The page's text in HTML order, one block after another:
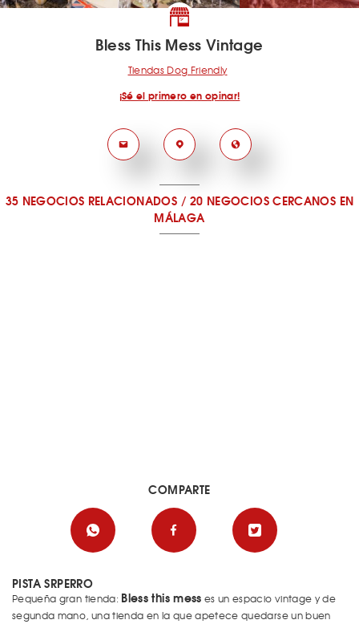
Bless This Mess Vintage
Tiendas Dog Friendly
¡Sé el primero en opinar!
35 NEGOCIOS RELACIONADOS/20 NEGOCIOS CERCANOS EN
MÁLAGA
PISTA SRPERRO
Pequeña gran tienda: Bless this mess es un espacio vintage y de
segunda mano, una tienda en la que apetece quedarse un buen
COMPARTE